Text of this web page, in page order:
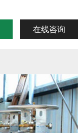
在线咨询